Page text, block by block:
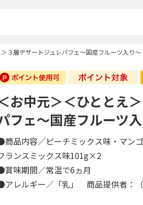
３層デザートジュレパフェ～国産フルーツ入り～
お中元＞＜ひととえ
フェ～国産フルーツ
品内容／ピーチミックス味・マ
ランスミックス味101g×2
味期間／常温で6ヵ月
レルギー／「乳」 商品提供者：